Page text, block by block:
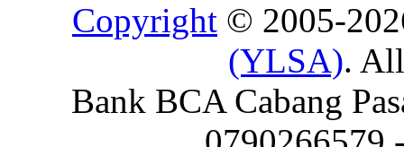
Copyright © 2005-
(YLSA).
Bank BCA Cabang